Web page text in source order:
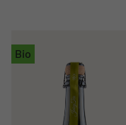
Bio